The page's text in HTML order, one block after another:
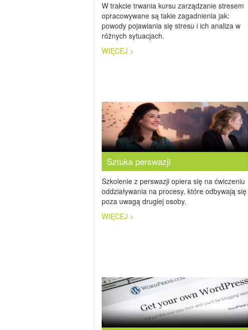
W trakcie trwania kursu zarządzanie stresem
opracowywane są takie zagadnienia jak:
powody pojawiania się stresu i ich analiza w
różnych sytuacjach.
WIĘCEJ >
Sztuka perswazji
Szkolenie z perswazji opiera się na ćwiczeniu
oddziaływania na procesy, które odbywają się
poza uwagą drugiej osoby.
WIĘCEJ >